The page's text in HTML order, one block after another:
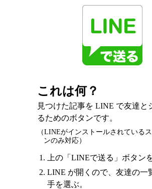
これは何？
見つけた記事を LINE で友達と
るためのボタンです。
（LINEがインストールされている
ンのみ対応）
上の「LINEで送る」ボタン
LINE が開くので、友達の一
手を選ぶ。